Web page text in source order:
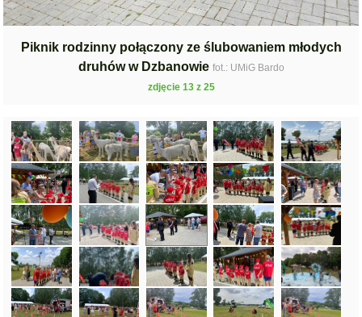
Piknik rodzinny połączony ze ślubowaniem młodych
druhów w Dzbanowie fot.: UMiG Bardo
zdjęcie 13 z 25